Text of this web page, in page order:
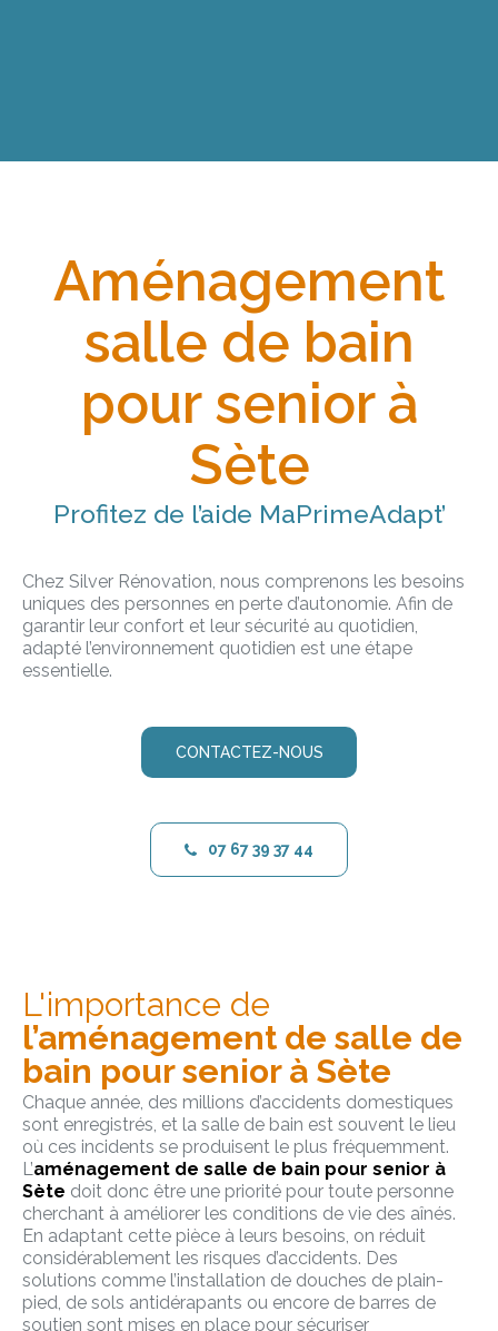
Aménagement
salle de bain
pour senior à
Sète
Profitez de l’aide MaPrimeAdapt’
Chez Silver Rénovation, nous comprenons les besoins
uniques des personnes en perte d’autonomie. Afin de
garantir leur confort et leur sécurité au quotidien,
adapté l’environnement quotidien est une étape
essentielle.
CONTACTEZ-NOUS
07 67 39 37 44
L'importance de
l’aménagement de salle de
bain pour senior à Sète
Chaque année, des millions d’accidents domestiques
sont enregistrés, et la salle de bain est souvent le lieu
où ces incidents se produisent le plus fréquemment.
L’aménagement de salle de bain pour senior à
Sète doit donc être une priorité pour toute personne
cherchant à améliorer les conditions de vie des aînés.
En adaptant cette pièce à leurs besoins, on réduit
considérablement les risques d’accidents. Des
solutions comme l’installation de douches de plain-
pied, de sols antidérapants ou encore de barres de
soutien sont mises en place pour sécuriser